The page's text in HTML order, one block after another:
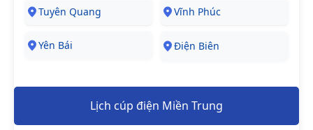
Tuyên Quang Vĩnh Phúc
Yên Bái Điện Biên
Lịch cúp điện Miền Trung